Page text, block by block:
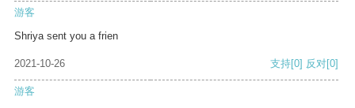
游客
Shriya sent you a frien
2021-10-26 支持[0] 反对[0]
游客